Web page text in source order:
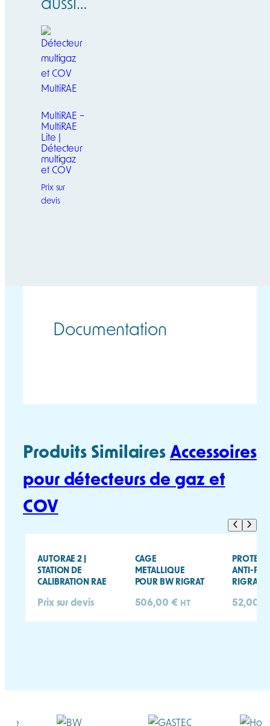
MultiRAE –
MultiRAE
Lite |
Détecteur
multigaz
et COV
Prix sur
devis
peuvent
être
Documentation
Produits Similaires Accessoires
pour détecteurs de gaz et
COV
AUTORAE 2 |
STATION DE
CALIBRATION RAE
Prix sur devis
CAGE
METALLIQUE
POUR BW RIGRAT
506,00 € HT
ANTI-
RIGRAT
52,00